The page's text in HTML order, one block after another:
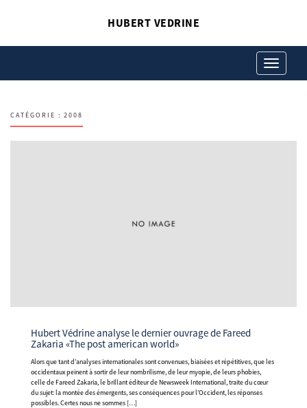
HUBERT VEDRINE
Toggle
navigation
CATÉGORIE : 2008
Hubert Védrine analyse le dernier ouvrage de Fareed
Zakaria «The post american world»
Alors que tant d’analyses internationales sont convenues, biaisées et répétitives, que les
occidentaux peinent à sortir de leur nombrilisme, de leur myopie, de leurs phobies,
celle de Fareed Zakaria, le brillant éditeur de Newsweek International, traite du cœur
du sujet: la montée des émergents, ses conséquences pour l’Occident, les réponses
possibles. Certes nous ne sommes […]